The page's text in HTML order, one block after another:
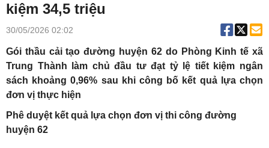
kiệm 34,5 triệu
30/05/2026 02:02
Gói thầu cải tạo đường huyện 62 do Phòng Kinh tế xã
Trung Thành làm chủ đầu tư đạt tỷ lệ tiết kiệm ngân
sách khoảng 0,96% sau khi công bố kết quả lựa chọn
đơn vị thực hiện
Phê duyệt kết quả lựa chọn đơn vị thi công đường
huyện 62